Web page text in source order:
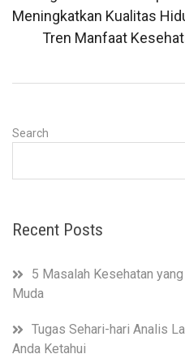
navigation
Meningkatkan Kualitas
Tren Manfaat
Search
Recent Posts
5 Masalah Kesehatan
Muda
Tugas Sehari-hari Analis
Anda Ketahui